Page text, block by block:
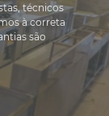
técnicos
à correta
são